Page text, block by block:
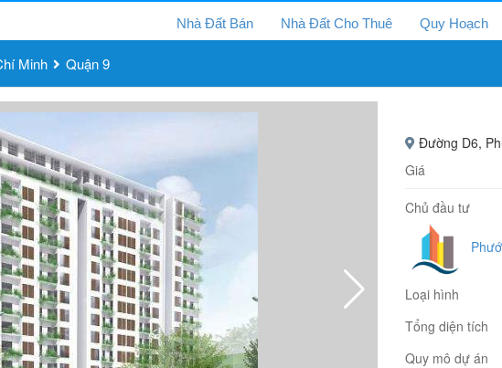
Nhà Đất Bán Nhà Đất Cho Thuê Quy Hoạch
Minh Quận 9
Đường D6,
Giá
Chủ đầu tư
Loại hình
Tổng diện tích
Quy mô dự án